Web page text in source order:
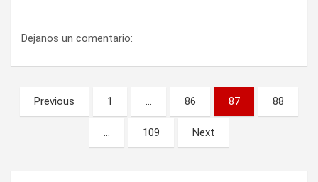
Dejanos un comentario:
Paginación
de
Previous 1 … 86 87 88
… 109 Next